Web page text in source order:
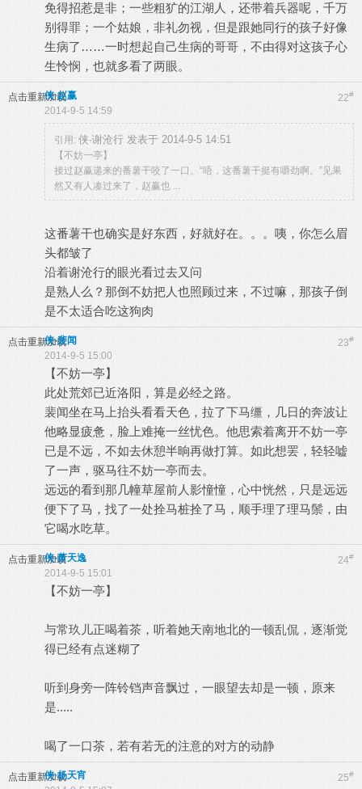
免得招惹是非；一些粗犷的江湖人，还带着兵器呢，千万
别得罪；一个姑娘，非礼勿视，但是跟她同行的孩子好像
生病了……一时想起自己生病的哥哥，不由得对这孩子心
生怜悯，也就多看了两眼。
点击重新加载 22#
侠·赵赢
2014-9-5 14:59
引用: 侠·谢沧行 发表于 2014-9-5 14:51
【不妨一亭】
接过赵赢递来的番薯干咬了一口。“唔，这番薯干挺有嚼劲啊。”见果
然又有人凑过来了，赵赢也 ...
这番薯干也确实是好东西，好就好在。。。咦，你怎么眉
头都皱了
沿着谢沧行的眼光看过去又问
是熟人么？那倒不妨把人也照顾过来，不过嘛，那孩子倒
是不太适合吃这狗肉
点击重新加载 23#
侠-裴闻
2014-9-5 15:00
【不妨一亭】
此处荒郊已近洛阳，算是必经之路。
裴闻坐在马上抬头看看天色，拉了下马缰，几日的奔波让
他略显疲惫，脸上难掩一丝忧色。他思索着离开不妨一亭
已是不远，不如去休憩半晌再做打算。如此想罢，轻轻嘘
了一声，驱马往不妨一亭而去。
远远的看到那几幢草屋前人影憧憧，心中恍然，只是远远
便下了马，找了一处拴马桩拴了马，顺手理了理马鬃，由
它喝水吃草。
点击重新加载 24#
侠-萧天逸
2014-9-5 15:01
【不妨一亭】
与常玖儿正喝着茶，听着她天南地北的一顿乱侃，逐渐觉
得已经有点迷糊了
听到身旁一阵铃铛声音飘过，一眼望去却是一顿，原来
是.....
喝了一口茶，若有若无的注意的对方的动静
点击重新加载 25#
侠·杨天宵